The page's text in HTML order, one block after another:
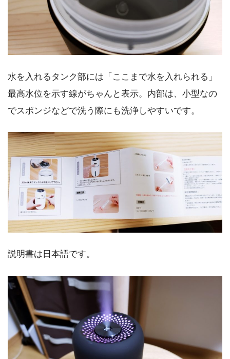
水を入れるタンク部には「ここまで水を入れられる」
最高水位を示す線がちゃんと表示。内部は、小型なの
でスポンジなどで洗う際にも洗浄しやすいです。
説明書は日本語です。